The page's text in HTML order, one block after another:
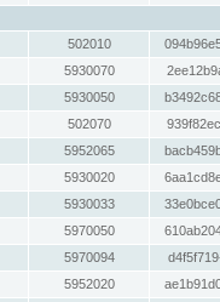
502010
5930070
5930050
502070
5952065
5930020
5930033
5970050
5970094
5952020